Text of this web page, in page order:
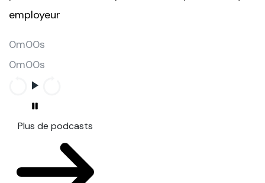
employeur
0m00s
0m00s
Plus de podcasts